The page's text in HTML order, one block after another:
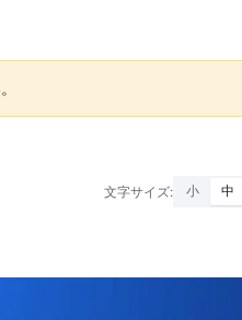
文字サイズ: 小 中